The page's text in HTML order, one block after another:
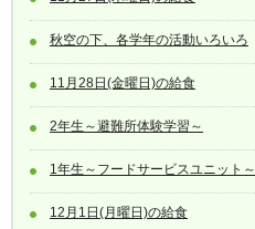
秋空の下、各学年の活動いろいろ
11月28日(金曜日)の給食
2年生～避難所体験学習～
1年生～フードサービスユニット～
12月1日(月曜日)の給食